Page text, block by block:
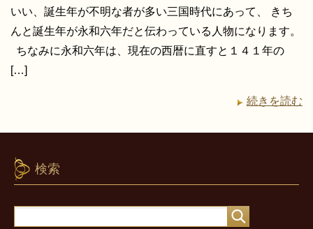
いい、誕生年が不明な者が多い三国時代にあって、 きち
んと誕生年が永和六年だと伝わっている人物になります。
ちなみに永和六年は、現在の西暦に直すと１４１年の
[…]
続きを読む
検索